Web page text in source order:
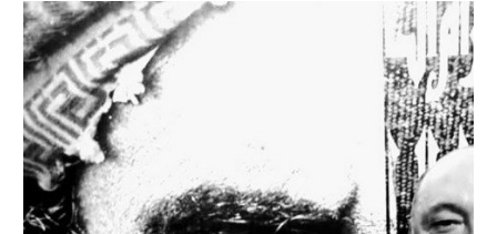
Remotamente
na
América
Latina?